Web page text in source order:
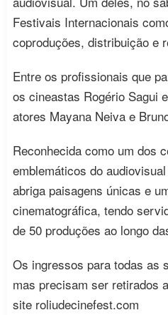
Festivais Internacionais
coproduções, distribuição e
Entre os profissionais que
os cineastas Rogério Sagui
atores Mayana Neiva e
Reconhecida como um dos
emblemáticos do
abriga paisagens únicas e
cinematográfica, tendo
de 50 produções ao longo
Os ingressos para todas as
mas precisam ser retirados
site roliudecinefest.com